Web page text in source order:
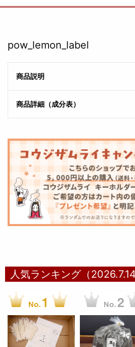
pow_lemon_label
商品説明
商品詳細（成分表）
人気ランキング（2026.7.14